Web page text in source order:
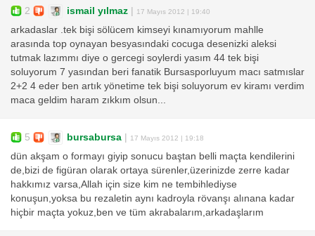
2 ismail yılmaz | 17 Mayıs 2012 | 19:40
arkadaslar .tek bişi sölücem kimseyi kınamıyorum mahlle
arasında top oynayan besyasındaki cocuga desenizki aleksi
tutmak lazımmı diye o gercegi soylerdi yasım 44 tek bişi
soluyorum 7 yasından beri fanatik Bursasporluyum macı satmıslar
2+2 4 eder ben artık yönetime tek bişi soluyorum ev kiramı verdim
maca geldim haram zıkkım olsun...
5 bursabursa | 17 Mayıs 2012 | 19:18
dün akşam o formayı giyip sonucu baştan belli maçta kendilerini
de,bizi de figüran olarak ortaya sürenler,üzerinizde zerre kadar
hakkımız varsa,Allah için size kim ne tembihlediyse
konuşun,yoksa bu rezaletin aynı kadroyla rövanşı alınana kadar
hiçbir maçta yokuz,ben ve tüm akrabalarım,arkadaşlarım